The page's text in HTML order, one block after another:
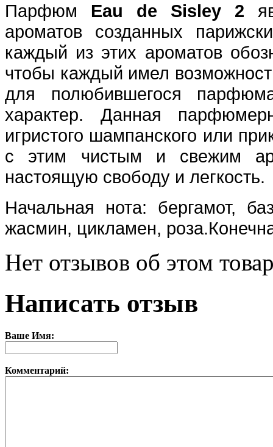
Парфюм Eau de Sisley 2
ароматов созданных
каждый из этих ароматов
чтобы каждый имел
для полюбившегося
характер. Данная
игристого шампанского или
с этим чистым и свежим
настоящую свободу и легкость.
Начальная нота: бергамот,
жасмин, цикламен,
Нет отзывов об этом
Написать отзыв
Ваше Имя:
Комментарий: